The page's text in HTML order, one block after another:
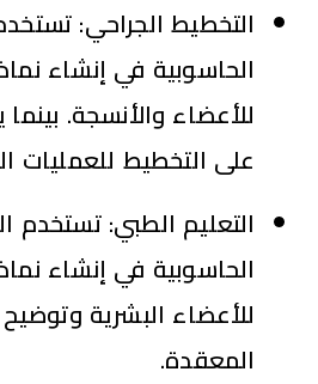
التخطيط الجراحي:
الحاسوبية في إنشاء
للأعضاء والأنسجة.
على التخطيط للعمليات
التعليم الطبي:تستخدم
الحاسوبية في إنشاء
للأعضاء البشرية
المعقدة.